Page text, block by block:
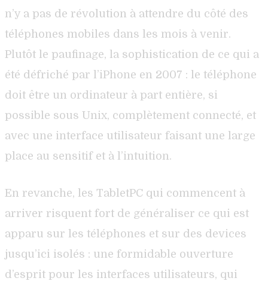
n’y a pas de révolution à attendre du côté des
téléphones mobiles dans les mois à venir.
Plutôt le paufinage, la sophistication de ce qui a
été défriché par l’iPhone en 2007 : le téléphone
doit être un ordinateur à part entière, si
possible sous Unix, complètement connecté, et
avec une interface utilisateur faisant une large
place au sensitif et à l’intuition.
En revanche, les TabletPC qui commencent à
arriver risquent fort de généraliser ce qui est
apparu sur les téléphones et sur des devices
jusqu’ici isolés : une formidable ouverture
d’esprit pour les interfaces utilisateurs, qui